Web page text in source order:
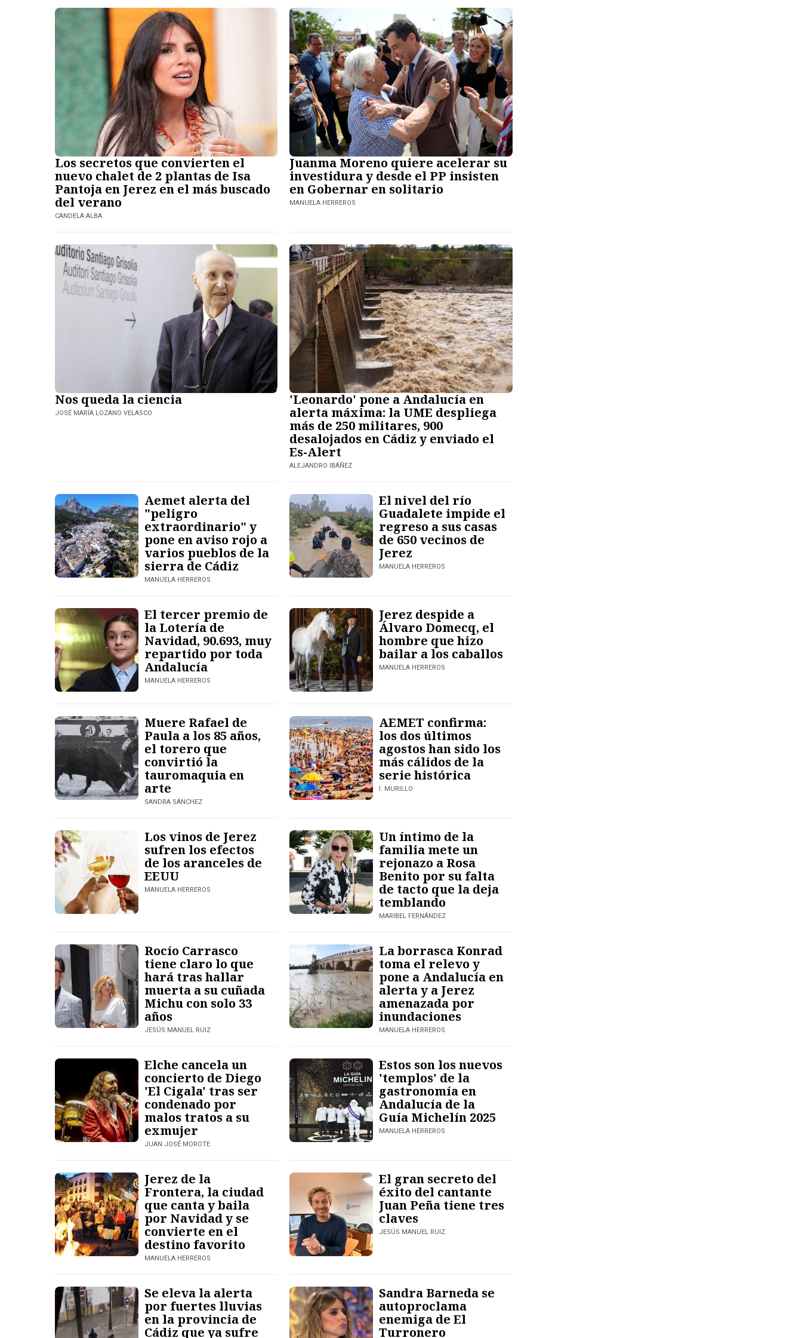
Los secretos que convierten el
nuevo chalet de 2 plantas de Isa
Pantoja en Jerez en el más buscado
del verano
CANDELA ALBA
Juanma Moreno quiere acelerar su
investidura y desde el PP insisten
en Gobernar en solitario
MANUELA HERREROS
Nos queda la ciencia
JOSÉ MARÍA LOZANO VELASCO
'Leonardo' pone a Andalucía en
alerta máxima: la UME despliega
más de 250 militares, 900
desalojados en Cádiz y enviado el
Es-Alert
ALEJANDRO IBÁÑEZ
Aemet alerta del
"peligro
extraordinario" y
pone en aviso rojo a
varios pueblos de la
sierra de Cádiz
MANUELA HERREROS
El nivel del río
Guadalete impide el
regreso a sus casas
de 650 vecinos de
Jerez
MANUELA HERREROS
El tercer premio de
la Lotería de
Navidad, 90.693, muy
repartido por toda
Andalucía
MANUELA HERREROS
Jerez despide a
Álvaro Domecq, el
hombre que hizo
bailar a los caballos
MANUELA HERREROS
Muere Rafael de
Paula a los 85 años,
el torero que
convirtió la
tauromaquia en
arte
SANDRA SÁNCHEZ
AEMET confirma:
los dos últimos
agostos han sido los
más cálidos de la
serie histórica
I. MURILLO
Los vinos de Jerez
sufren los efectos
de los aranceles de
EEUU
MANUELA HERREROS
Un íntimo de la
familia mete un
rejonazo a Rosa
Benito por su falta
de tacto que la deja
temblando
MARIBEL FERNÁNDEZ
Rocío Carrasco
tiene claro lo que
hará tras hallar
muerta a su cuñada
Michu con solo 33
años
JESÚS MANUEL RUIZ
La borrasca Konrad
toma el relevo y
pone a Andalucía en
alerta y a Jerez
amenazada por
inundaciones
MANUELA HERREROS
Elche cancela un
concierto de Diego
'El Cigala' tras ser
condenado por
malos tratos a su
exmujer
JUAN JOSÉ MOROTE
Estos son los nuevos
'templos' de la
gastronomía en
Andalucía de la
Guía Michelín 2025
MANUELA HERREROS
Jerez de la
Frontera, la ciudad
que canta y baila
por Navidad y se
convierte en el
destino favorito
MANUELA HERREROS
El gran secreto del
éxito del cantante
Juan Peña tiene tres
claves
JESÚS MANUEL RUIZ
Se eleva la alerta
por fuertes lluvias
en la provincia de
Cádiz que ya sufre
Sandra Barneda se
autoproclama
enemiga de El
Turronero